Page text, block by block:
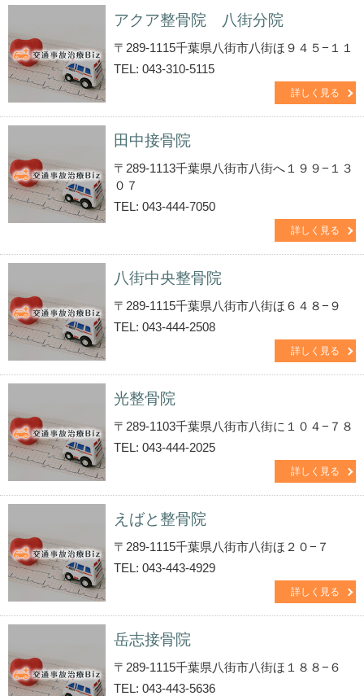
アクア整骨院 八街分院
〒289-1115千葉県八街市八街ほ９４５−１１
TEL: 043-310-5115
詳しく見る
田中接骨院
〒289-1113千葉県八街市八街へ１９９−１３
０７
TEL: 043-444-7050
詳しく見る
八街中央整骨院
〒289-1115千葉県八街市八街ほ６４８−９
TEL: 043-444-2508
詳しく見る
光整骨院
〒289-1103千葉県八街市八街に１０４−７８
TEL: 043-444-2025
詳しく見る
えばと整骨院
〒289-1115千葉県八街市八街ほ２０−７
TEL: 043-443-4929
詳しく見る
岳志接骨院
〒289-1115千葉県八街市八街ほ１８８−６
TEL: 043-443-5636